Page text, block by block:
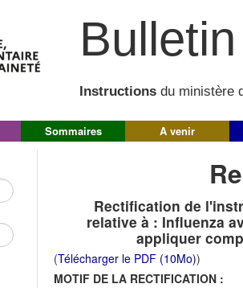
Instructions du ministère
Sommaires A venir
Rectification de
relative à : Influenza
appliquer
(Télécharger le PDF (10Mo))
MOTIF DE LA RECTIFICATION :